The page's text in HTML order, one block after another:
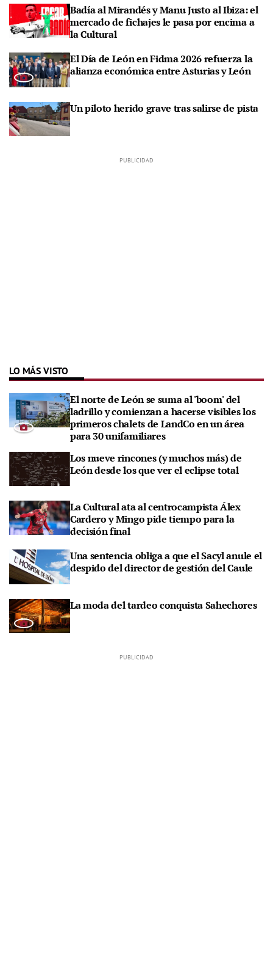
Badía al Mirandés y Manu Justo al Ibiza: el
mercado de fichajes le pasa por encima a
la Cultural
El Día de León en Fidma 2026 refuerza la
alianza económica entre Asturias y León
Un piloto herido grave tras salirse de pista
LO MÁS VISTO
El norte de León se suma al 'boom' del
ladrillo y comienzan a hacerse visibles los
primeros chalets de LandCo en un área
para 30 unifamiliares
Los nueve rincones (y muchos más) de
León desde los que ver el eclipse total
La Cultural ata al centrocampista Álex
Cardero y Mingo pide tiempo para la
decisión final
Una sentencia obliga a que el Sacyl anule el
despido del director de gestión del Caule
La moda del tardeo conquista Sahechores